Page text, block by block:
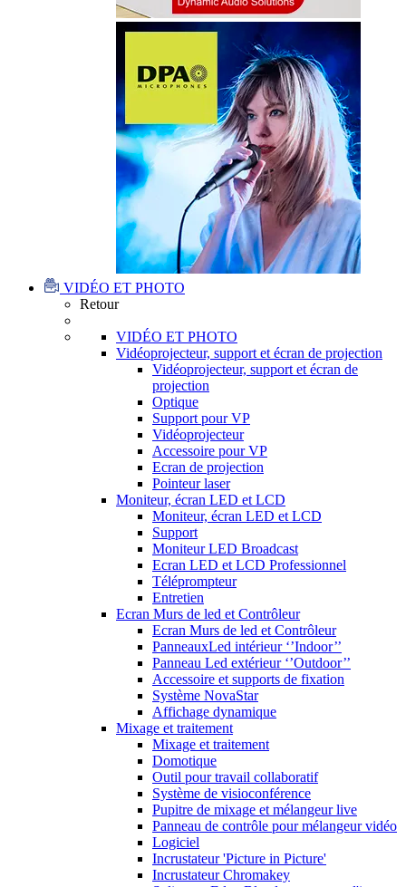
VIDÉO ET PHOTO
Retour
VIDÉO ET PHOTO
Vidéoprojecteur, support et écran de projection
Vidéoprojecteur, support et écran de
projection
Optique
Support pour VP
Vidéoprojecteur
Accessoire pour VP
Ecran de projection
Pointeur laser
Moniteur, écran LED et LCD
Moniteur, écran LED et LCD
Support
Moniteur LED Broadcast
Ecran LED et LCD Professionnel
Téléprompteur
Entretien
Ecran Murs de led et Contrôleur
Ecran Murs de led et Contrôleur
PanneauxLed intérieur ‘’Indoor’’
Panneau Led extérieur ‘’Outdoor’’
Accessoire et supports de fixation
Système NovaStar
Affichage dynamique
Mixage et traitement
Mixage et traitement
Domotique
Outil pour travail collaboratif
Système de visioconférence
Pupitre de mixage et mélangeur live
Panneau de contrôle pour mélangeur vidéo
Logiciel
Incrustateur 'Picture in Picture'
Incrustateur Chromakey